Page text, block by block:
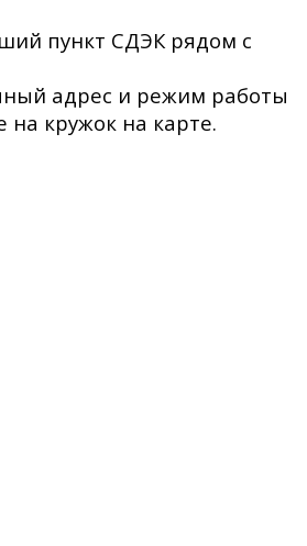
пункт СДЭК рядом с
адрес и режим работы
на кружок на карте.